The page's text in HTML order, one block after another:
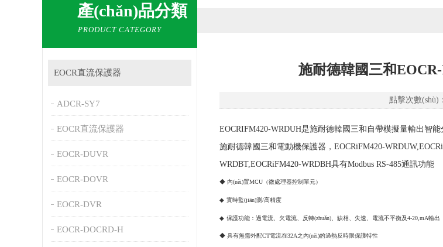
產(chǎn)品分類
PRODUCT CATEGORY
EOCR直流保護器
ADCR-SY7
EOCR直流保護器
EOCR-DUVR
EOCR-DOVR
EOCR-DVR
EOCR-DOCRD-H
施耐德韓國三和
點擊次數
EOCRIFM420-WRDUH是施耐德韓國三和自帶模擬量輸出智能
施耐德韓國三和電動機保護器，EOCRiFM420-
WRDBT,EOCRiFM420-WRDBH具有Modbus RS-485通訊功能
◆ 內(nèi)置MCU（微處理器控制單元）
◆ 實時監(jiān)測/高精度
◆ 保護功能：過電流、欠電流、反轉(zhuǎn)、缺相、失速、電流不平衡及4-20,mA輸出
◆ 具有無需外配CT電流在32A之內(nèi)的過熱反時限保護特性